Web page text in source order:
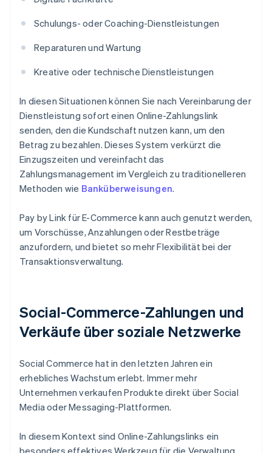
Schulungs- oder Coaching-Dienstleistungen
Reparaturen und Wartung
Kreative oder technische Dienstleistungen
In diesen Situationen können Sie nach Vereinbarung der
Dienstleistung sofort einen Online-Zahlungslink
senden, den die Kundschaft nutzen kann, um den
Betrag zu bezahlen. Dieses System verkürzt die
Einzugszeiten und vereinfacht das
Zahlungsmanagement im Vergleich zu traditionelleren
Methoden wie Banküberweisungen.
Pay by Link für E-Commerce kann auch genutzt werden,
um Vorschüsse, Anzahlungen oder Restbeträge
anzufordern, und bietet so mehr Flexibilität bei der
Transaktionsverwaltung.
Social-Commerce-Zahlungen und
Verkäufe über soziale Netzwerke
Social Commerce hat in den letzten Jahren ein
erhebliches Wachstum erlebt. Immer mehr
Unternehmen verkaufen Produkte direkt über Social
Media oder Messaging-Plattformen.
In diesem Kontext sind Online-Zahlungslinks ein